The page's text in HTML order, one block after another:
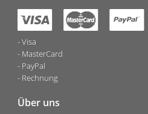
Visa
MasterCard
PayPal
Rechnung
Über uns